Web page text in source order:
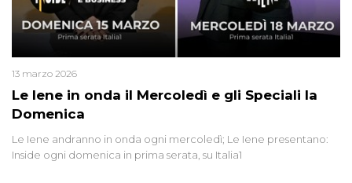
Le Iene in onda il Mercoledì e gli Speciali la
Domenica
13 marzo 2026
Le Iene andranno in onda ogni mercoledì; Le Iene presentano:
Inside ogni domenica in prima serata, su Italia1